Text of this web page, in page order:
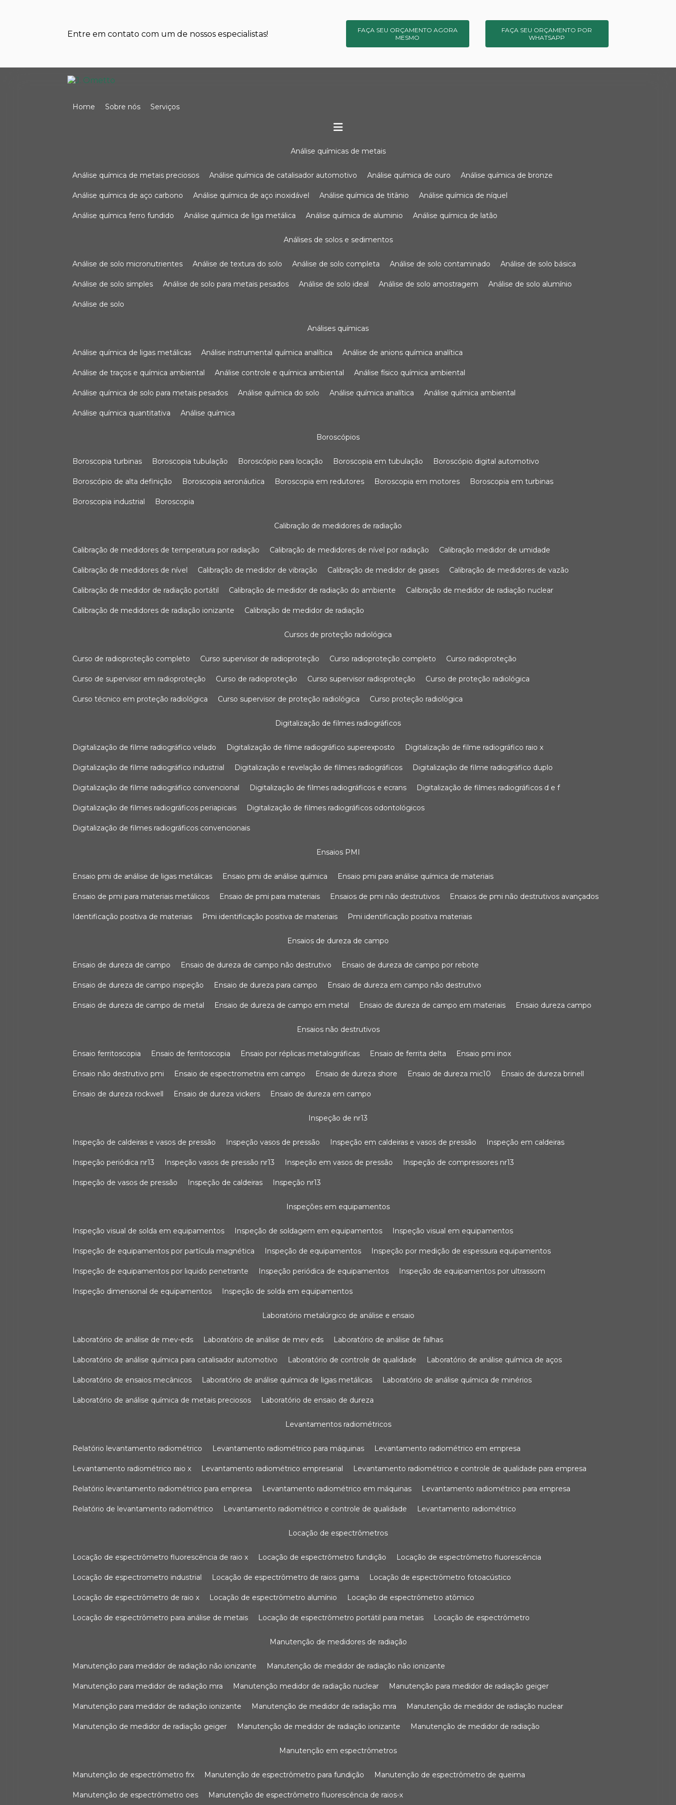
Entre em contato com um de nossos especialistas!
FAÇA SEU ORÇAMENTO AGORA
MESMO
FAÇA SEU ORÇAMENTO POR
WHATSAPP
Home Sobre nós Serviços
análise químicas de metais
análise química de metais preciosos análise química de catalisador automotivo análise química de ouro análise química de bronze
análise química de aço carbono análise química de aço inoxidável análise química de titânio análise química de níquel
análise química ferro fundido análise química de liga metálica análise química de aluminio análise química de latão
análises de solos e sedimentos
análise de solo micronutrientes análise de textura do solo análise de solo completa análise de solo contaminado análise de solo básica
análise de solo simples análise de solo para metais pesados análise de solo ideal análise de solo amostragem análise de solo alumínio
análise de solo
análises químicas
análise química de ligas metálicas análise instrumental química analítica análise de anions química analítica
análise de traços e química ambiental análise controle e química ambiental análise físico química ambiental
análise química de solo para metais pesados análise química do solo análise química analítica análise química ambiental
análise química quantitativa análise química
boroscópios
boroscopia turbinas boroscopia tubulação boroscópio para locação boroscopia em tubulação boroscópio digital automotivo
boroscópio de alta definição boroscopia aeronáutica boroscopia em redutores boroscopia em motores boroscopia em turbinas
boroscopia industrial boroscopia
calibração de medidores de radiação
calibração de medidores de temperatura por radiação calibração de medidores de nível por radiação calibração medidor de umidade
calibração de medidores de nível calibração de medidor de vibração calibração de medidor de gases calibração de medidores de vazão
calibração de medidor de radiação portátil calibração de medidor de radiação do ambiente calibração de medidor de radiação nuclear
calibração de medidores de radiação ionizante calibração de medidor de radiação
cursos de proteção radiológica
curso de radioproteção completo curso supervisor de radioproteção curso radioproteção completo curso radioproteção
curso de supervisor em radioproteção curso de radioproteção curso supervisor radioproteção curso de proteção radiológica
curso técnico em proteção radiológica curso supervisor de proteção radiológica curso proteção radiológica
digitalização de filmes radiográficos
digitalização de filme radiográfico velado digitalização de filme radiográfico superexposto digitalização de filme radiográfico raio x
digitalização de filme radiográfico industrial digitalização e revelação de filmes radiográficos digitalização de filme radiográfico duplo
digitalização de filme radiográfico convencional digitalização de filmes radiográficos e ecrans digitalização de filmes radiográficos d e f
digitalização de filmes radiográficos periapicais digitalização de filmes radiográficos odontológicos
digitalização de filmes radiográficos convencionais
ensaios PMI
ensaio pmi de análise de ligas metálicas ensaio pmi de análise química ensaio pmi para análise química de materiais
ensaio de pmi para materiais metálicos ensaio de pmi para materiais ensaios de pmi não destrutivos ensaios de pmi não destrutivos avançados
identificação positiva de materiais pmi identificação positiva de materiais pmi identificação positiva materiais
ensaios de dureza de campo
ensaio de dureza de campo ensaio de dureza de campo não destrutivo ensaio de dureza de campo por rebote
ensaio de dureza de campo inspeção ensaio de dureza para campo ensaio de dureza em campo não destrutivo
ensaio de dureza de campo de metal ensaio de dureza de campo em metal ensaio de dureza de campo em materiais ensaio dureza campo
ensaios não destrutivos
ensaio ferritoscopia ensaio de ferritoscopia ensaio por réplicas metalográficas ensaio de ferrita delta ensaio pmi inox
ensaio não destrutivo pmi ensaio de espectrometria em campo ensaio de dureza shore ensaio de dureza mic10 ensaio de dureza brinell
ensaio de dureza rockwell ensaio de dureza vickers ensaio de dureza em campo
inspeção de nr13
inspeção de caldeiras e vasos de pressão inspeção vasos de pressão inspeção em caldeiras e vasos de pressão inspeção em caldeiras
inspeção periódica nr13 inspeção vasos de pressão nr13 inspeção em vasos de pressão inspeção de compressores nr13
inspeção de vasos de pressão inspeção de caldeiras inspeção nr13
inspeções em equipamentos
inspeção visual de solda em equipamentos inspeção de soldagem em equipamentos inspeção visual em equipamentos
inspeção de equipamentos por partícula magnética inspeção de equipamentos inspeção por medição de espessura equipamentos
inspeção de equipamentos por liquido penetrante inspeção periódica de equipamentos inspeção de equipamentos por ultrassom
inspeção dimensonal de equipamentos inspeção de solda em equipamentos
laboratório metalúrgico de análise e ensaio
laboratório de análise de mev-eds laboratório de análise de mev eds laboratório de análise de falhas
laboratório de análise química para catalisador automotivo laboratório de controle de qualidade laboratório de análise química de aços
laboratório de ensaios mecânicos laboratório de análise química de ligas metálicas laboratório de análise química de minérios
laboratório de análise química de metais preciosos laboratório de ensaio de dureza
levantamentos radiométricos
relatório levantamento radiométrico levantamento radiométrico para máquinas levantamento radiométrico em empresa
levantamento radiométrico raio x levantamento radiométrico empresarial levantamento radiométrico e controle de qualidade para empresa
relatório levantamento radiométrico para empresa levantamento radiométrico em máquinas levantamento radiométrico para empresa
relatório de levantamento radiométrico levantamento radiométrico e controle de qualidade levantamento radiométrico
locação de espectrômetros
locação de espectrômetro fluorescência de raio x locação de espectrômetro fundição locação de espectrômetro fluorescência
locação de espectrometro industrial locação de espectrômetro de raios gama locação de espectrômetro fotoacústico
locação de espectrômetro de raio x locação de espectrômetro alumínio locação de espectrômetro atômico
locação de espectrômetro para análise de metais locação de espectrômetro portátil para metais locação de espectrômetro
manutenção de medidores de radiação
manutenção para medidor de radiação não ionizante manutenção de medidor de radiação não ionizante
manutenção para medidor de radiação mra manutenção medidor de radiação nuclear manutenção para medidor de radiação geiger
manutenção para medidor de radiação ionizante manutenção de medidor de radiação mra manutenção de medidor de radiação nuclear
manutenção de medidor de radiação geiger manutenção de medidor de radiação ionizante manutenção de medidor de radiação
manutenção em espectrômetros
manutenção de espectrômetro frx manutenção de espectrômetro para fundição manutenção de espectrômetro de queima
manutenção de espectrômetro oes manutenção de espectrômetro fluorescência de raios-x